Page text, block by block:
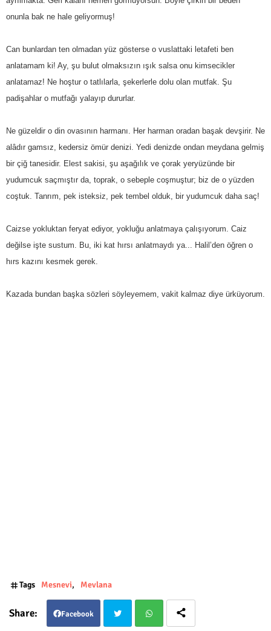
onunla bak ne hale geliyormuş!
Can bunlardan ten olmadan yüz gösterse o vuslattaki letafeti ben
anlatamam ki! Ay, şu bulut olmaksızın ışık salsa onu kimsecikler
anlatamaz! Ne hoştur o tatlılarla, şekerlerle dolu olan mutfak. Şu
padişahlar o mutfağı yalayıp dururlar.
Ne güzeldir o din ovasının harmanı. Her harman oradan başak devşirir. Ne
alâdır gamsız, kedersiz ömür denizi. Yedi denizde ondan meydana gelmiş
bir çiğ tanesidir. Elest sakisi, şu aşağılık ve çorak yeryüzünde bir
yudumcuk saçmıştır da, toprak, o sebeple coşmuştur; biz de o yüzden
coştuk. Tanrım, pek isteksiz, pek tembel olduk, bir yudumcuk daha saç!
Caizse yokluktan feryat ediyor, yokluğu anlatmaya çalışıyorum. Caiz
değilse işte sustum. Bu, iki kat hırsı anlatmaydı ya... Halil’den öğren o
hırs kazını kesmek gerek.
Kazada bundan başka sözleri söyleyemem, vakit kalmaz diye ürküyorum.
Tags Mesnevi Mevlana
Facebook